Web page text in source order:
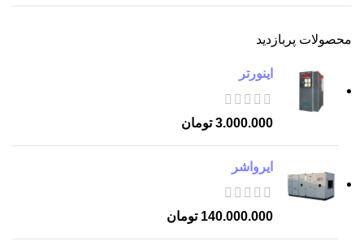
محصولات پربازدید
اینورتر
3.000.000 تومان
ایرواشر
140.000.000 تومان